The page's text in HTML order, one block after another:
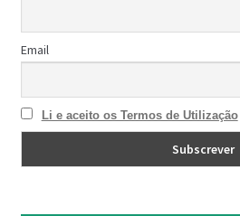
Email
Li e aceito os Termos de Utilização